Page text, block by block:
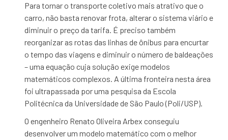
Para tornar o transporte coletivo mais atrativo que o
carro, não basta renovar frota, alterar o sistema viário e
diminuir o preço da tarifa. É preciso também
reorganizar as rotas das linhas de ônibus para encurtar
o tempo das viagens e diminuir o número de baldeações
– uma equação cuja solução exige modelos
matemáticos complexos. A última fronteira nesta área
foi ultrapassada por uma pesquisa da Escola
Politécnica da Universidade de São Paulo (Poli/USP).
O engenheiro Renato Oliveira Arbex conseguiu
desenvolver um modelo matemático com o melhor